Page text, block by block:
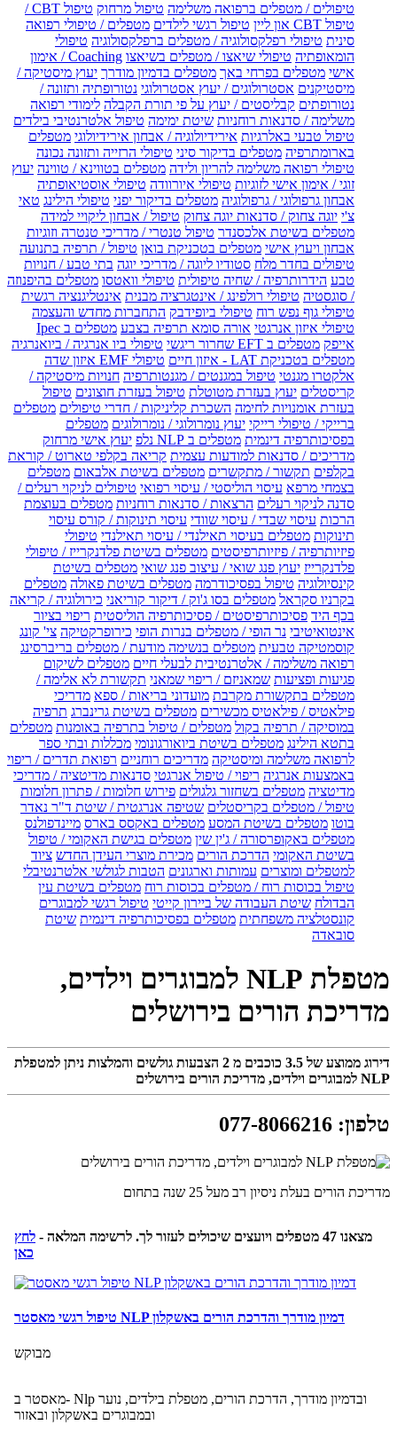
טיפולים / מטפלים ברפואה משלימה טיפול מרחוק
טיפול CBT /
טיפול CBT און ליין
טיפול רגשי לילדים מטפלים / טיפולי רפואה
סינית טיפולי רפלקסולוגיה / מטפלים ברפלקסולוגיה טיפולי
הומאופתיה טיפולי שיאצו / מטפלים בשיאצו
Coaching / אימון
אישי מטפלים בפרחי באך מטפלים בדמיון מודרך יעוץ מיסטיקה /
מיסטיקנים אסטרולוגים / יעוץ אסטרולוגי נטורופתיה ותזונה /
נטורופתים קבליסטים / יעוץ על פי תורת הקבלה לימודי רפואה
משלימה / סדנאות רוחניות שיטת ימימה טיפול אלטרנטיבי בילדים
טיפול טבעי באלרגיות אירידיולוגיה / אבחון אירידיולוגי מטפלים
בארומתרפיה מטפלים בדיקור סיני טיפולי הרזייה ותזונה נכונה
טיפולי רפואה משלימה להריון ולידה מטפלים בטווינא / טווינה יעוץ
זוגי / אימון אישי לזוגיות טיפולי איורוודה טיפולי אוסטיאופתיה
אבחון גרפולוגי / גרפולוגיה מטפלים בדיקור יפני טיפולי הילינג טאי
צ'י יוגה צחוק / סדנאות יוגה צחוק טיפול / אבחון ליקויי למידה
מטפלים בשיטת אלכסנדר טיפול טנטרי / מדריכי טנטרה וזוגיות
אבחון ויעוץ אישי מטפלים בטכניקת בואן טיפול / תרפיה בתנועה
טיפולים בחדר מלח סטודיו ליוגה / מדריכי יוגה בתי טבע / חנויות
טבע הידרותרפיה / שחיה טיפולית טיפולי וואטסו מטפלים בהיפנוזה
/ סוגסטיה טיפולי רולפינג / אינטגרציה מבנית אינטליגנציה רגשית
טיפולי גוף נפש רוח טיפולי ביופידבק התחברות מחדש והעצמה
טיפולי איזון אנרגטי אורה סומא תרפיה בצבע
מטפלים ב Ipec
אייפק מטפלים ב EFT שחרור ריגשי
טיפולי ביו אנרגיה / ביואנרגיה
מטפלים בטכניקת LAT - איזון חיים
טיפולי EMF איזון שדה
אלקטרו מגנטי טיפול במגנטים / מגנטותרפיה חנויות מיסטיקה /
קריסטלים יעוץ בעזרת מטוטלת טיפול בעזרת חוצונים טיפול
בעזרת אומנויות לחימה השכרת קליניקות / חדרי טיפולים מטפלים
ברייקי / טיפולי רייקי יעוץ נומרולוגי / נומרולוגים מטפלים
בפסיכותרפיה דינמית מטפלים ב NLP נלפ
יעוץ אישי מרחוק
מדריכים / סדנאות למודעות עצמית קריאה בקלפי טארוט / קוראת
בקלפים תקשור / מתקשרים מטפלים בשיטת אלבאום מטפלים
בצמחי מרפא עיסוי הוליסטי / עיסוי רפואי טיפולים לניקוי רעלים /
סדנה לניקוי רעלים הרצאות / סדנאות רוחניות מטפלים בעוצמת
הרכות עיסוי שבדי / עיסוי שוודי עיסוי תינוקות / קורס עיסוי
תינוקות מטפלים בעיסוי תאילנדי / עיסוי תאילנדי טיפולי
פיזיותרפיה / פיזיותרפיסטים מטפלים בשיטת פלדנקרייז / טיפולי
פלדנקרייז יעוץ פנג שואי / עיצוב פנג שואי מטפלים בשיטת
קינסיולוגיה טיפול בפסיכודרמה מטפלים בשיטת פאולה מטפלים
בקרניו סקראל מטפלים בסו ג'וק / דיקור קוריאני כירולוגיה / קריאה
בכף היד פסיכותרפיסטים / פסיכותרפיה הוליסטית ריפוי בציור
אינטואיטיבי נר הופי / מטפלים בנרות הופי כירופרקטיקה צי' קונג
קוסמטיקה טבעית מטפלים בנשימה מודעת / מטפלים בריברסינג
רפואה משלימה / אלטרנטיבית לבעלי חיים מטפלים לשיקום
פגיעות ופציעות שמאניזם / ריפוי שמאני תקשורת לא אלימה /
מטפלים בתקשורת מקרבת מועדוני בריאות / ספא מדריכי
פילאטיס / פילאטיס מכשירים מטפלים בשיטת גרינברג תרפיה
במוסיקה / תרפיה בקול מטפלים / טיפול בתרפיה באומנות מטפלים
בתטא הילינג מטפלים בשיטת ביואורגונומי מכללות ובתי ספר
לרפואה משלימה ומיסטיקה מדריכים רוחניים רפואת תדרים / ריפוי
באמצעות אנרגיה ריפוי / טיפול אנרגטי סדנאות מדיטציה / מדריכי
מדיטציה מטפלים בשחזור גלגולים פירוש חלומות / פתרון חלומות
טיפול / מטפלים בקריסטלים שטיפה אנרגטית / שיטת ד"ר נאדר
בוטו מטפלים בשיטת המסע מטפלים באקסס בארס מיינדפולנס
מטפלים באקופרסורה / ג'ין שין מטפלים בגישת האקומי / טיפול
בשיטת האקומי הדרכת הורים מכירת מוצרי העידן החדש ציוד
למטפלים ומוצרים עמותות וארגונים הטבות לגולשי אלטרנטיבלי
טיפול בכוסות רוח / מטפלים בכוסות רוח מטפלים בשיטת עין
הבדולח שיטת העבודה של ביירון קייטי טיפול רגשי למבוגרים
קונסטלציה משפחתית מטפלים בפסיכותרפיה דינמית שיטת
סובאדה
מטפלת NLP למבוגרים וילדים,
מדריכת הורים בירושלים
דירוג ממוצע של 3.5 כוכבים מ 2 הצבעות גולשים והמלצות ניתן למטפלת
NLP למבוגרים וילדים, מדריכת הורים בירושלים
טלפון:
077-8066216
מדריכת הורים בעלת ניסיון רב מעל 25 שנה בתחום